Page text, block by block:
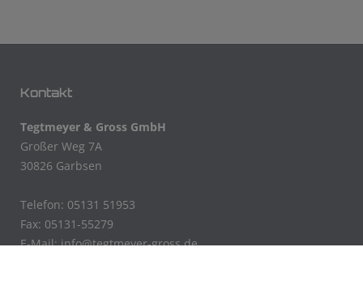
Kontakt
Tegtmeyer & Gross GmbH
Großer Weg 7A
30826 Garbsen
Telefon: 05131 51953
Fax: 05131-55279
E-Mail:info@tegtmeyer-gross.de